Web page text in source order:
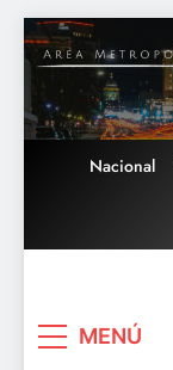
Saltar
al
contenido
Nacional
MENÚ